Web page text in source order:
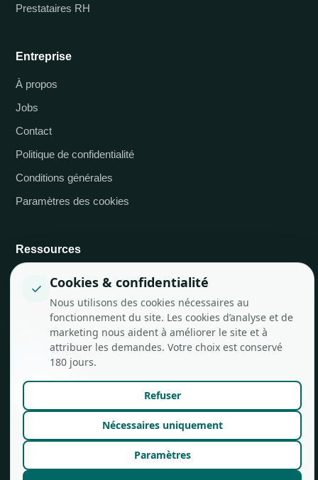
Prestataires RH
Entreprise
À propos
Jobs
Contact
Politique de confidentialité
Conditions générales
Paramètres des cookies
Ressources
IA chez job.rocks
Intégrations API
© job.rocks AG Conçu à Zurich pour les équipes flexibles.
✓ Cookies & confidentialité
Nous utilisons des cookies nécessaires au
fonctionnement du site. Les cookies d’analyse et de
marketing nous aident à améliorer le site et à
attribuer les demandes. Votre choix est conservé
180 jours.
Refuser
Nécessaires uniquement
Paramètres